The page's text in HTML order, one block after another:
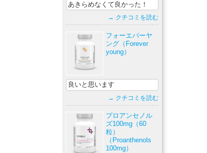
あきらめなくて良かった！
→ クチコミを読む
フォーエバーヤ
ング（Forever
young）
良いと思います
→ クチコミを読む
プロアンセノル
ズ100mg（60
粒）
（Proanthenols
100mg）